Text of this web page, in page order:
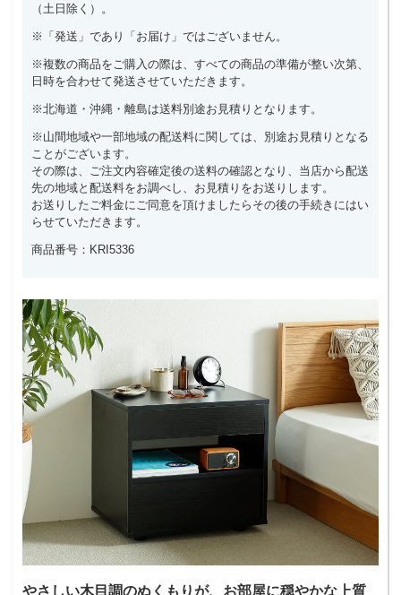
（土日除く）。
※「発送」であり「お届け」ではございません。
※複数の商品をご購入の際は、すべての商品の準備が整い次第、
日時を合わせて発送させていただきます。
※北海道・沖縄・離島は送料別途お見積りとなります。
※山間地域や一部地域の配送料に関しては、別途お見積りとなる
ことがございます。
その際は、ご注文内容確定後の送料の確認となり、当店から配送
先の地域と配送料をお調べし、お見積りをお送りします。
お送りしたご料金にご同意を頂けましたらその後の手続きにはい
らせていただきます。
商品番号：KRI5336
やさしい木目調のぬくもりが、お部屋に穏やかな上質